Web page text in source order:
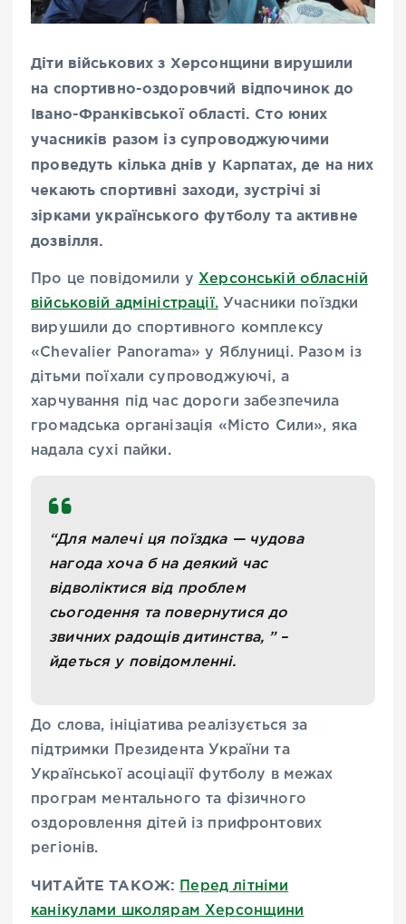
Діти військових з Херсонщини вирушили
на спортивно-оздоровчий відпочинок до
Івано-Франківської області. Сто юних
учасників разом із супроводжуючими
проведуть кілька днів у Карпатах, де на них
чекають спортивні заходи, зустрічі зі
зірками українського футболу та активне
дозвілля.
Про це повідомили у Херсонській обласній
військовій адміністрації.Учасники поїздки
вирушили до спортивного комплексу
«Chevalier Panorama» у Яблуниці. Разом із
дітьми поїхали супроводжуючі, а
харчування під час дороги забезпечила
громадська організація «Місто Сили», яка
надала сухі пайки.
“Для малечі ця поїздка — чудова
нагода хоча б на деякий час
відволіктися від проблем
сьогодення та повернутися до
звичних радощів дитинства, ” –
йдеться у повідомленні.
До слова, ініціатива реалізується за
підтримки Президента України та
Української асоціації футболу в межах
програм ментального та фізичного
оздоровлення дітей із прифронтових
регіонів.
ЧИТАЙТЕ ТАКОЖ:
Перед літніми
канікулами школярам Херсонщини